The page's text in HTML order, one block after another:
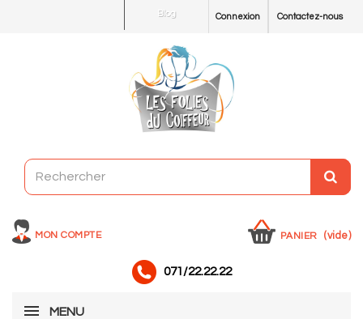
Contactez-nous
Connexion
Blog
MON COMPTE PANIER (vide)
071/22.22.22
MENU